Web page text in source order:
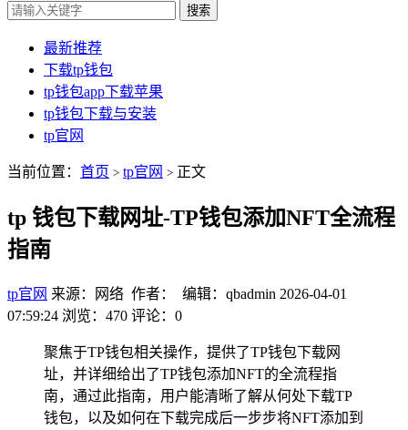
搜索
最新推荐
下载tp钱包
tp钱包app下载苹果
tp钱包下载与安装
tp官网
当前位置： 首页 > tp官网 > 正文
tp 钱包下载网址-TP钱包添加NFT全流程
指南
tp官网 来源：网络 作者： 编辑：qbadmin 2026-04-01
07:59:24 浏览：470 评论：0
聚焦于TP钱包相关操作，提供了TP钱包下载网
址，并详细给出了TP钱包添加NFT的全流程指
南，通过此指南，用户能清晰了解从何处下载TP
钱包，以及如何在下载完成后一步步将NFT添加到